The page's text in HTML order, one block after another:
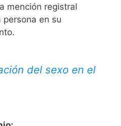
mención registral
persona en su
del sexo en el